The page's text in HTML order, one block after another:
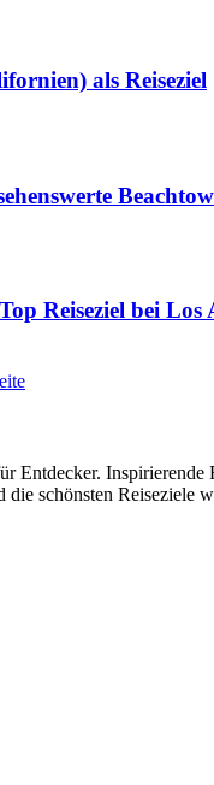
als Reiseziel
Reiseziel bei Los
Entdecker. Inspirierende
die schönsten Reiseziele